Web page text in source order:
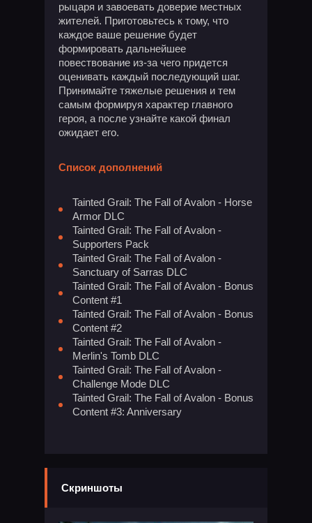
рыцаря и завоевать доверие местных
жителей. Приготовьтесь к тому, что
каждое ваше решение будет
формировать дальнейшее
повествование из-за чего придется
оценивать каждый последующий шаг.
Принимайте тяжелые решения и тем
самым формируя характер главного
героя, а после узнайте какой финал
ожидает его.
Список дополнений
Tainted Grail: The Fall of Avalon - Horse
Armor DLC
Tainted Grail: The Fall of Avalon -
Supporters Pack
Tainted Grail: The Fall of Avalon -
Sanctuary of Sarras DLC
Tainted Grail: The Fall of Avalon - Bonus
Content #1
Tainted Grail: The Fall of Avalon - Bonus
Content #2
Tainted Grail: The Fall of Avalon -
Merlin's Tomb DLC
Tainted Grail: The Fall of Avalon -
Challenge Mode DLC
Tainted Grail: The Fall of Avalon - Bonus
Content #3: Anniversary
Скриншоты